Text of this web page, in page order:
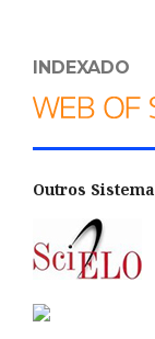
INDEXADO
Outros